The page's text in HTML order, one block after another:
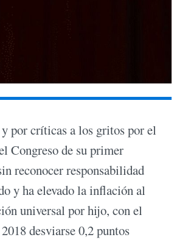
por críticas a los gritos por el
Congreso de su primer
reconocer responsabilidad
y ha elevado la inflación al
universal por hijo, con el
desviarse 0,2 puntos